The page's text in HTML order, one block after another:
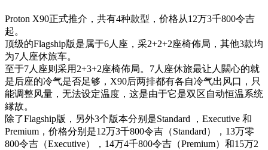
Proton X90正式推介，共有4种款型，价格从12万3千800令吉
起。
顶级的Flagship版是属于6人座，采2+2+2座椅佈局，其他3款均
为7人座休旅车。
至于7人座则采用2+3+2座椅佈局。7人座休旅最让人闗心的就
是后座的冷气是否足够，X90后两排都有各自冷气出风口，只
能调整风量，无法设定温度，这是由于它是双区自动恒温系统
縁故。
除了Flagship版，另外3个版本分别是Standard ，Executive 和
Premium，价格分别是12万3千800令吉（Standard），13万零
800令吉（Executive），14万4千800令吉（Premium）和15万2